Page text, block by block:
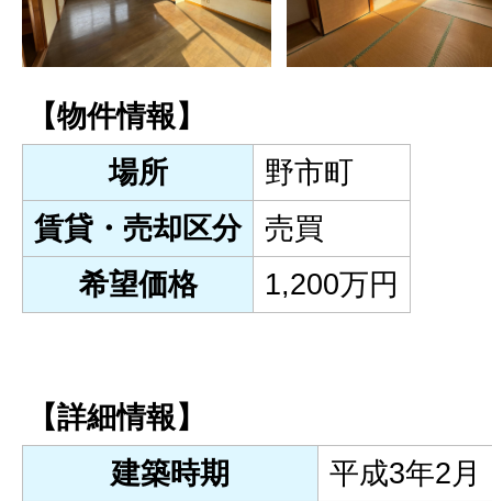
【物件情報】
場所
野市町
賃貸・売却区分
売買
希望価格
1,200万円
【詳細情報】
建築時期
平成3年2月